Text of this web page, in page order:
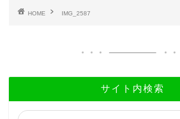
HOME IMG_2587
サイト内検索